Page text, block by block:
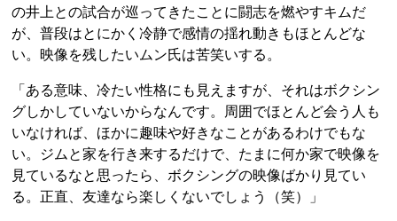
の井上との試合が巡ってきたことに闘志を燃やすキムだ
が、普段はとにかく冷静で感情の揺れ動きもほとんどな
い。映像を残したいムン氏は苦笑いする。
「ある意味、冷たい性格にも見えますが、それはボクシン
グしかしていないからなんです。周囲でほとんど会う人も
いなければ、ほかに趣味や好きなことがあるわけでもな
い。ジムと家を行き来するだけで、たまに何か家で映像を
見ているなと思ったら、ボクシングの映像ばかり見てい
る。正直、友達なら楽しくないでしょう（笑）」